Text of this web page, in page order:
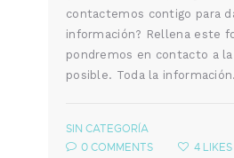
contactemos contigo para
información? Rellena este
pondremos en contacto a
posible. Toda la
SIN CATEGORÍA
0 COMMENTS 4 LIKES